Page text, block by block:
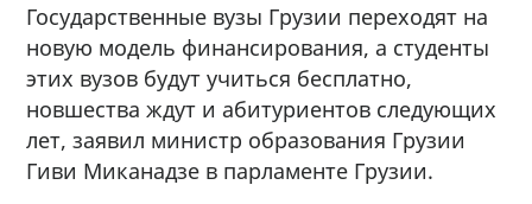
Государственные вузы Грузии переходят на
новую модель финансирования, а студенты
этих вузов будут учиться бесплатно,
новшества ждут и абитуриентов следующих
лет, заявил министр образования Грузии
Гиви Миканадзе в парламенте Грузии.